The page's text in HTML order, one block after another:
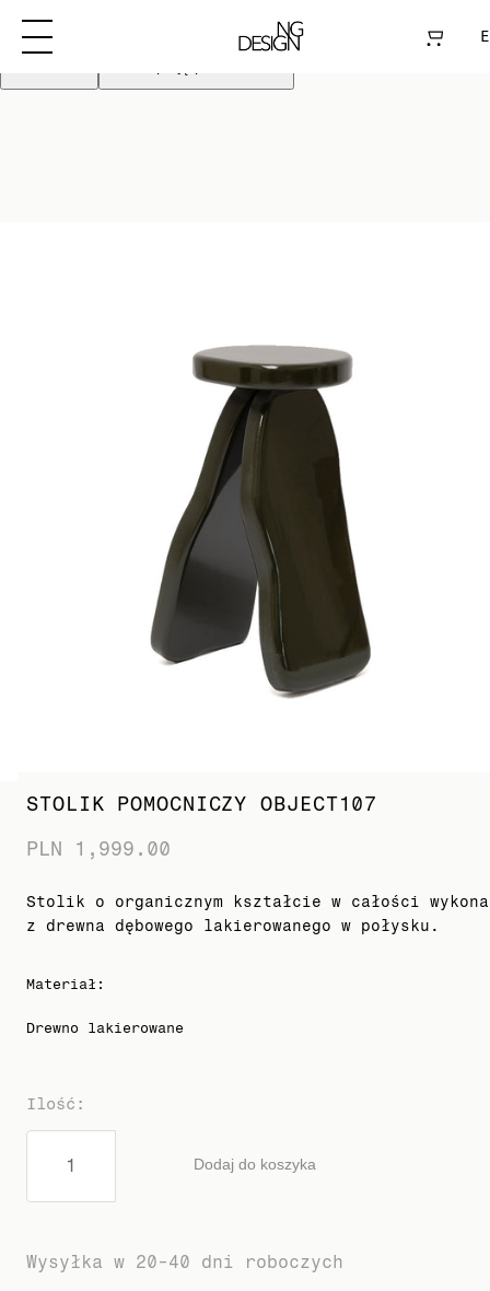
strony. Kontynuując akceptujesz pliki
STOLIK POMOCNICZY OBJECT107
PLN 1,999.00
Stolik o organicznym kształcie w całości
z drewna dębowego lakierowanego w połysku.
Materiał :
Drewno lakierowane
Ilość :
Dodaj do koszyka
Wysyłka w 20-40 dni roboczych